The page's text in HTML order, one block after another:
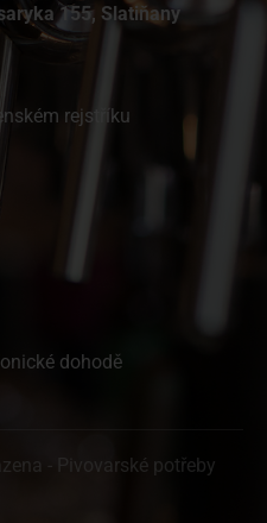
155, Slatiňany
rejstříku
dohodě
- Pivovarské potřeby